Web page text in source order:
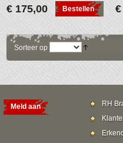
€ 175,00 Bestellen
Sorteer op
Meld aan
RH